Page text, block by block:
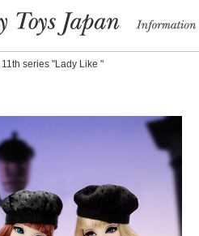
information
11th series "Lady Like "